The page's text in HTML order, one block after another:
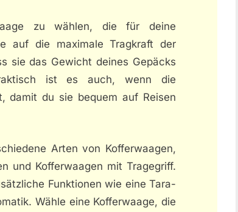
zu wählen, die für deine
auf die maximale Tragkraft der
sie das Gewicht deines Gepäcks
ist es auch, wenn die
damit du sie bequem auf Reisen
Arten von Kofferwaagen,
und Kofferwaagen mit Tragegriff.
Funktionen wie eine Tara-
Wähle eine Kofferwaage, die